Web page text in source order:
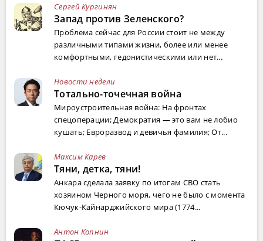
Сергей Кургинян
Запад против Зеленского?
Проблема сейчас для России стоит не между
различными типами жизни, более или менее
комфортными, гедонистическими или нет...
Новости недели
Тотально-точечная война
Мироустроительная война: На фронтах
спецоперации; Демократия — это вам не лобио
кушать; Евроразвод и девичья фамилия; От...
Максим Карев
Тяни, детка, тяни!
Анкара сделала заявку по итогам СВО стать
хозяином Черного моря, чего не было с момента
Кючук-Кайнарджийского мира (1774...
Антон Копнин